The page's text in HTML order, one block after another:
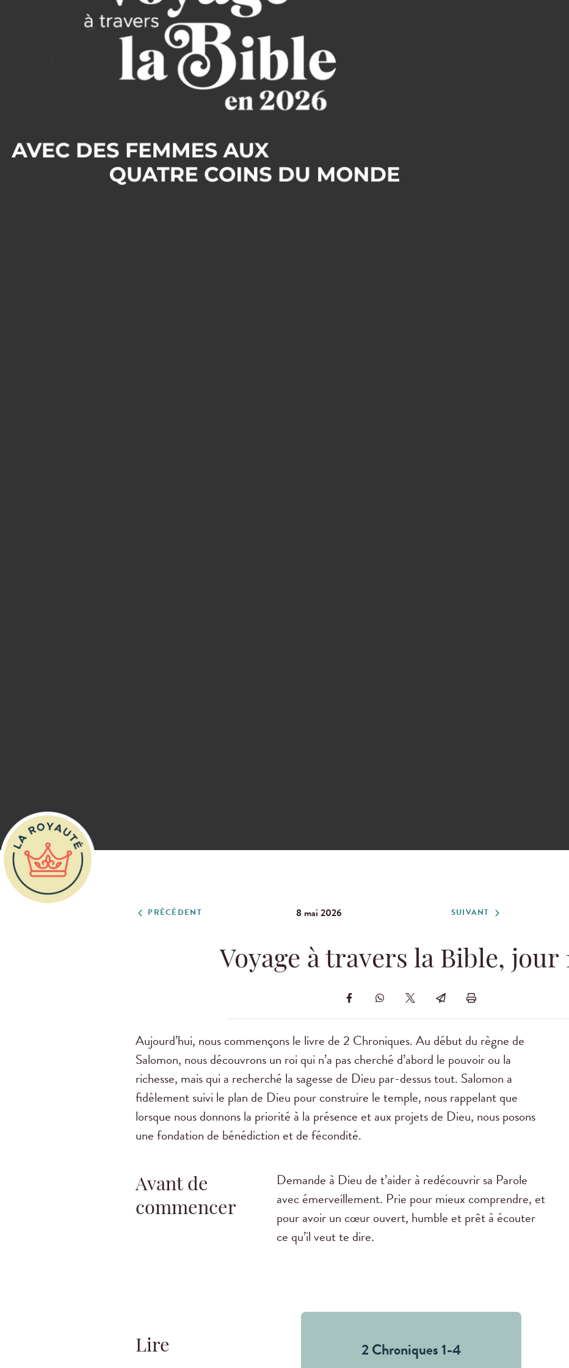
PRÉCÉDENT 8 mai 2026 SUIVANT
Voyage à travers la Bible, jour
Aujourd’hui, nous commençons le livre de 2 Chroniques. Au début du règne de
Salomon, nous découvrons un roi qui n’a pas cherché d’abord le pouvoir ou la
richesse, mais qui a recherché la sagesse de Dieu par-dessus tout. Salomon a
fidèlement suivi le plan de Dieu pour construire le temple, nous rappelant que
lorsque nous donnons la priorité à la présence et aux projets de Dieu, nous posons
une fondation de bénédiction et de fécondité.
Avant de
commencer
Demande à Dieu de t’aider à redécouvrir sa Parole
avec émerveillement. Prie pour mieux comprendre, et
pour avoir un cœur ouvert, humble et prêt à écouter
ce qu’il veut te dire.
Lire 2 Chroniques 1-4